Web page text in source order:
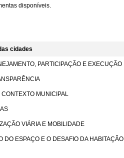
disponíveis.
cidades
PARTICIPAÇÃO E EXECUÇÃO
MUNICIPAL
VIÁRIA E MOBILIDADE
ESPAÇO E O DESAFIO DA HABITAÇÃO